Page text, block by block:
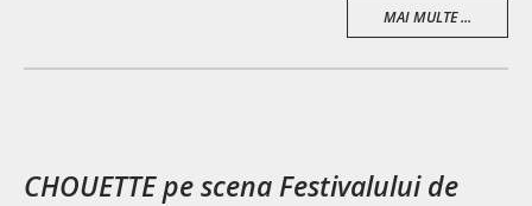
MAI MULTE ...
CHOUETTE pe scena Festivalului de